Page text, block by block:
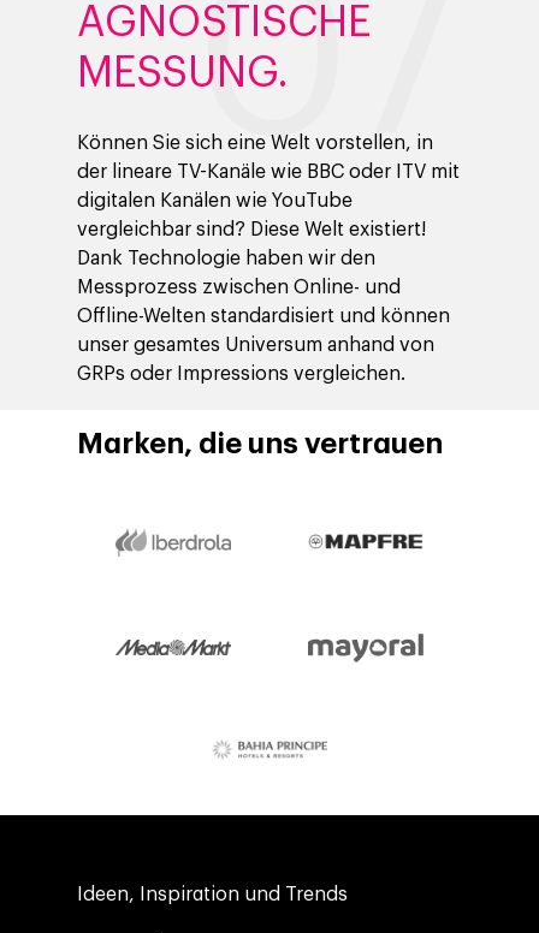
AGNOSTISCHE
MESSUNG.
Können Sie sich eine Welt vorstellen, in
der lineare TV-Kanäle wie BBC oder ITV mit
digitalen Kanälen wie YouTube
vergleichbar sind? Diese Welt existiert!
Dank Technologie haben wir den
Messprozess zwischen Online- und
Offline-Welten standardisiert und können
unser gesamtes Universum anhand von
GRPs oder Impressions vergleichen.
Marken, die uns vertrauen
Ideen, Inspiration und Trends